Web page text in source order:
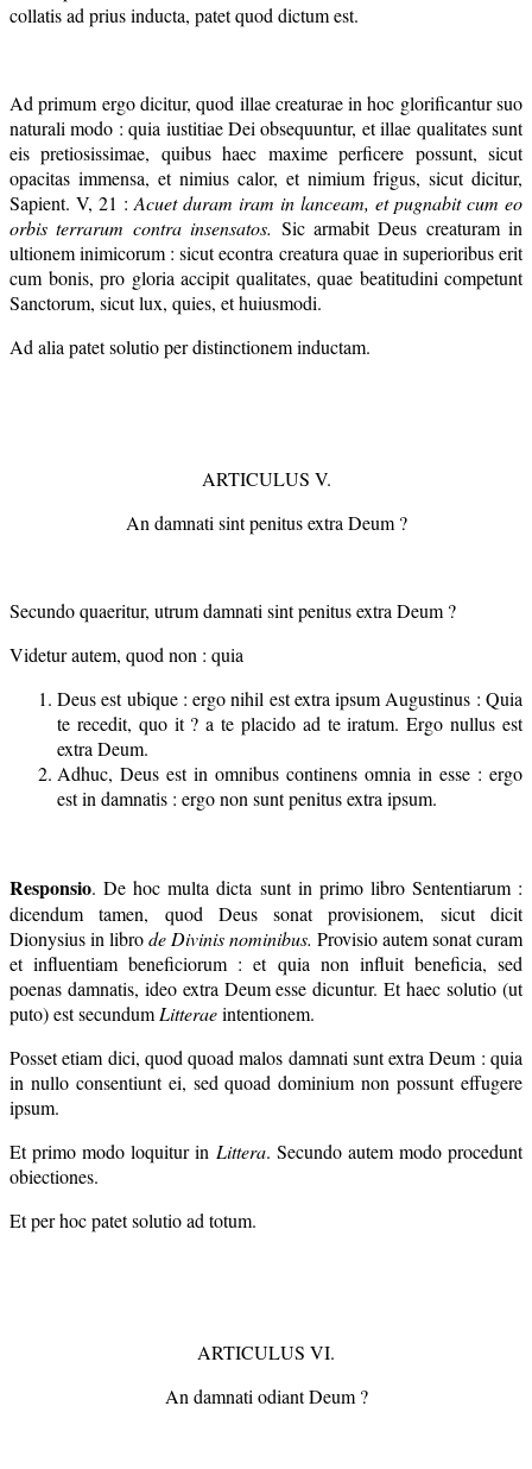
collatis ad prius inducta, patet quod dictum est.
Ad primum ergo dicitur, quod illae creaturae in hoc glorificantur suo
naturali modo : quia iustitiae Dei obsequuntur, et illae qualitates sunt
eis pretiosissimae, quibus haec maxime perficere possunt, sicut
opacitas immensa, et nimius calor, et nimium frigus, sicut dicitur,
Sapient. V, 21 : Acuet duram iram in lanceam, et pugnabit cum eo
orbis terrarum contra insensatos. Sic armabit Deus creaturam in
ultionem inimicorum : sicut econtra creatura quae in superioribus erit
cum bonis, pro gloria accipit qualitates, quae beatitudini competunt
Sanctorum, sicut lux, quies, et huiusmodi.
Ad alia patet solutio per distinctionem inductam.
ARTICULUS V.
An damnati sint penitus extra Deum ?
Secundo quaeritur, utrum damnati sint penitus extra Deum ?
Videtur autem, quod non : quia
Deus est ubique : ergo nihil est extra ipsum Augustinus : Quia
te recedit, quo it ? a te placido ad te iratum. Ergo nullus est
extra Deum.
Adhuc, Deus est in omnibus continens omnia in esse : ergo
est in damnatis : ergo non sunt penitus extra ipsum.
Responsio. De hoc multa dicta sunt in primo libro Sententiarum :
dicendum tamen, quod Deus sonat provisionem, sicut dicit
Dionysius in librode Divinis nominibus. Provisio autem sonat curam
et influentiam beneficiorum : et quia non influit beneficia, sed
poenas damnatis, ideo extra Deum esse dicuntur. Et haec solutio (ut
puto) est secundum Litteraeintentionem.
Posset etiam dici, quod quoad malos damnati sunt extra Deum : quia
in nullo consentiunt ei, sed quoad dominium non possunt effugere
ipsum.
Et primo modo loquitur in Littera. Secundo autem modo procedunt
obiectiones.
Et per hoc patet solutio ad totum.
ARTICULUS VI.
An damnati odiant Deum ?